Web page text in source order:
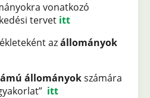
vonatkozó
tervet itt
azállományok
állományokszámára
itt